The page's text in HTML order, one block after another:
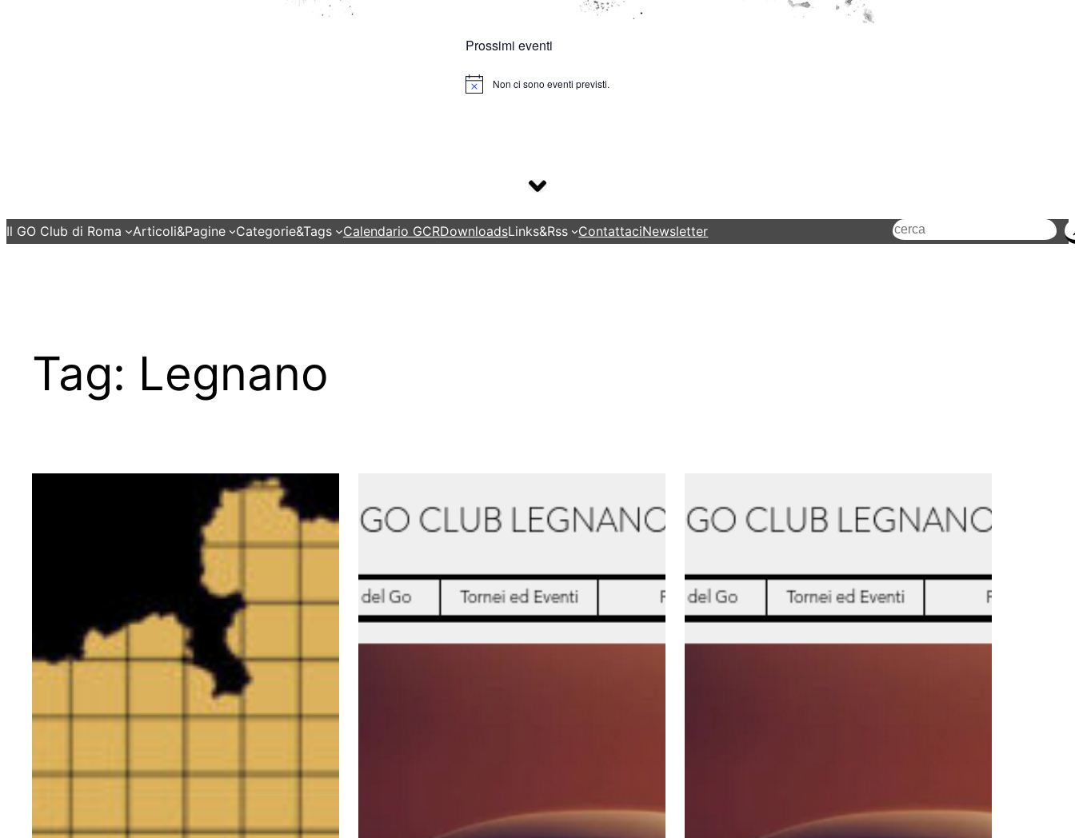
Prossimi eventi
Notice Non ci sono eventi previsti.
Il GO Club di Roma Articoli&Pagine Categorie&Tags Calendario GCRDownloadsLinks&Rss ContattaciNewsletter Cerca
Tag: Legnano